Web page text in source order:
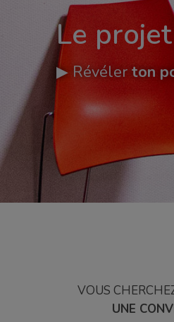
Le projet
▶︎ Révéler ton
VOUS
UNE